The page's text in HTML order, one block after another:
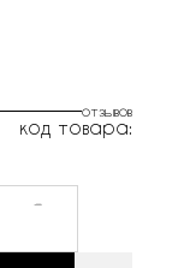
отзывов
код товара:
-